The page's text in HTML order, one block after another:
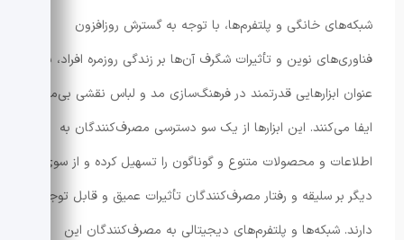
شبکه‌های خانگی و پلتفرم‌ها، با توجه به گسترش روزافزون
فناوری‌های نوین و تأثیرات شگرف آن‌ها بر زندگی روزمره افراد، به
عنوان ابزارهایی قدرتمند در فرهنگ‌سازی مد و لباس نقشی بی‌مانند
ایفا می‌کنند. این ابزارها از یک سو دسترسی مصرف‌کنندگان به
اطلاعات و محصولات متنوع و گوناگون را تسهیل کرده و از سوی
دیگر بر سلیقه و رفتار مصرف‌کنندگان تأثیرات عمیق و قابل توجهی
دارند. شبکه‌ها و پلتفرم‌های دیجیتالی به مصرف‌کنندگان این